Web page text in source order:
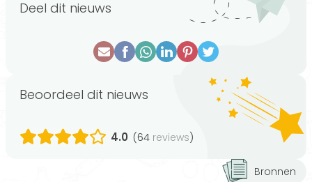
Deel dit nieuws
Beoordeel dit nieuws
4.0 (64 reviews)
Bronnen